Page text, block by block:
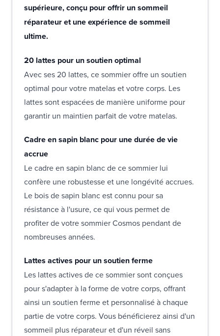
supérieure, conçu pour offrir un sommeil
réparateur et une expérience de sommeil
ultime.
20 lattes pour un soutien optimal
Avec ses 20 lattes, ce sommier offre un soutien
optimal pour votre matelas et votre corps. Les
lattes sont espacées de manière uniforme pour
garantir un maintien parfait de votre matelas.
Cadre en sapin blanc pour une durée de vie
accrue
Le cadre en sapin blanc de ce sommier lui
confère une robustesse et une longévité accrues.
Le bois de sapin blanc est connu pour sa
résistance à l'usure, ce qui vous permet de
profiter de votre sommier Cosmos pendant de
nombreuses années.
Lattes actives pour un soutien ferme
Les lattes actives de ce sommier sont conçues
pour s'adapter à la forme de votre corps, offrant
ainsi un soutien ferme et personnalisé à chaque
partie de votre corps. Vous bénéficierez ainsi d'un
sommeil plus réparateur et d'un réveil sans